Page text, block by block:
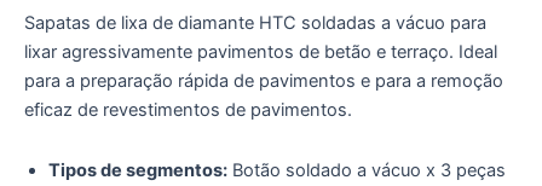
Sapatas de lixa de diamante HTC soldadas a vácuo para
lixar agressivamente pavimentos de betão e terraço. Ideal
para a preparação rápida de pavimentos e para a remoção
eficaz de revestimentos de pavimentos.
Tipos de segmentos: Botão soldado a vácuo x 3 peças